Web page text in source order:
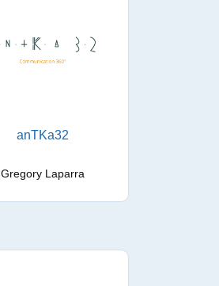
anTKa32
Gregory Laparra